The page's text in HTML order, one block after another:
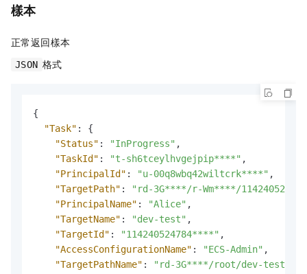
樣本
正常返回樣本
JSON 格式
{
"Task" :
{
"Status" : "InProgress" ,
"TaskId" : "t-sh6tceylhvgejpip****" ,
"PrincipalId" : "u-00q8wbq42wiltcrk****" ,
"TargetPath" :
"rd-3G****/r-Wm****/
"PrincipalName" : "Alice" ,
"TargetName" : "dev-test" ,
"TargetId" : "114240524784****" ,
"AccessConfigurationName" : "ECS-Admin" ,
"TargetPathName" : "rd-3G****/root/dev-test"